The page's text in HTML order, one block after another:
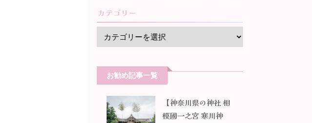
カテゴリー
お勧め記事一覧
【神奈川県の神社 相
模國一之宮 寒川神